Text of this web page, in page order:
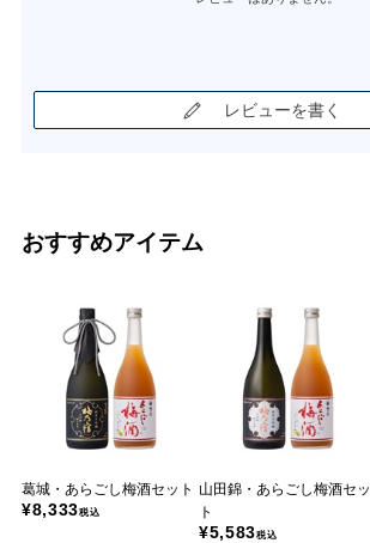
レビューを書く
おすすめアイテム
葛城・あらごし梅酒セット
¥8,333税込
山田錦・あらごし梅酒セッ
ト
¥5,583税込